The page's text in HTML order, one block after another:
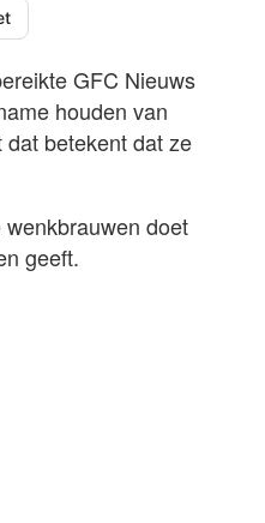
GFC Nieuws
houden van
betekent dat ze
doet
geeft.